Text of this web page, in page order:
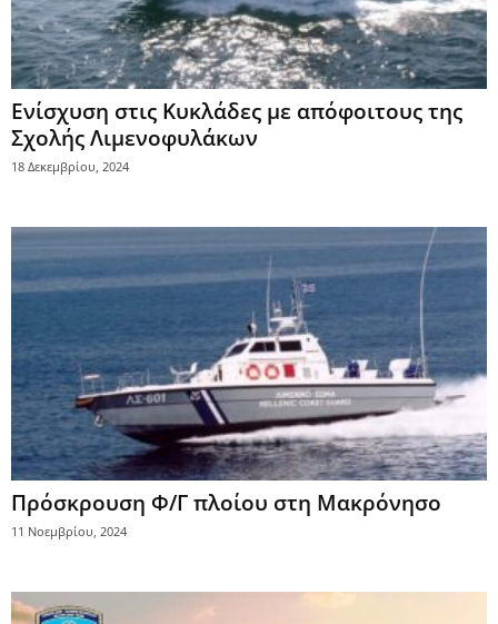
Ενίσχυση στις Κυκλάδες με απόφοιτους της
Σχολής Λιμενοφυλάκων
18 Δεκεμβρίου, 2024
Πρόσκρουση Φ/Γ πλοίου στη Μακρόνησο
11 Νοεμβρίου, 2024